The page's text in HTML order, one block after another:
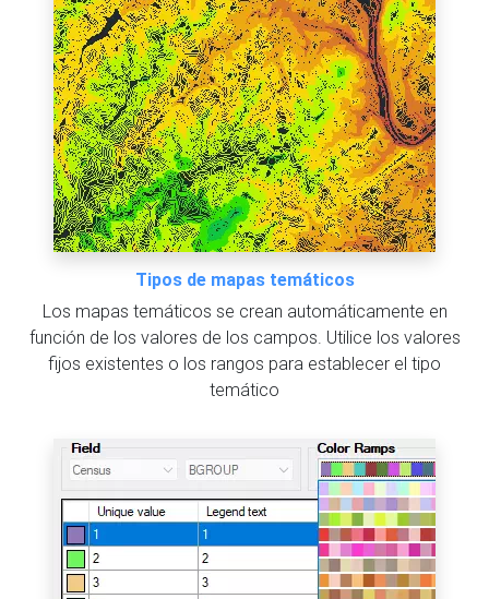
Tipos de mapas temáticos
Los mapas temáticos se crean automáticamente en
función de los valores de los campos. Utilice los valores
fijos existentes o los rangos para establecer el tipo
temático